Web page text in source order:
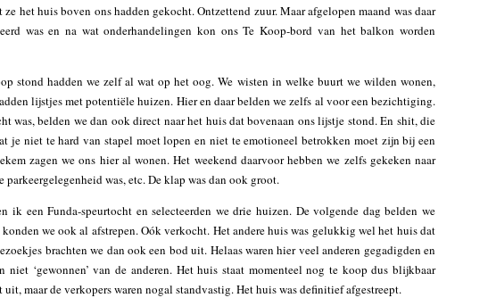
het huis boven ons hadden gekocht. Ontzettend zuur. Maar afgelopen maand was daar
was en na wat onderhandelingen kon ons Te Koop-bord van het balkon worden
stond hadden we zelf al wat op het oog. We wisten in welke buurt we wilden wonen,
lijstjes met potentiële huizen. Hier en daar belden we zelfs al voor een bezichtiging.
was, belden we dan ook direct naar het huis dat bovenaan ons lijstje stond. En shit, die
je niet te hard van stapel moet lopen en niet te emotioneel betrokken moet zijn bij een
zagen we ons hier al wonen. Het weekend daarvoor hebben we zelfs gekeken naar
was, etc. De klap was dan ook groot.
ik een Funda-speurtocht en selecteerden we drie huizen. De volgende dag belden we
we ook al afstrepen. Oók verkocht. Het andere huis was gelukkig wel het huis dat
brachten we dan ook een bod uit. Helaas waren hier veel anderen gegadigden en
niet ‘gewonnen’ van de anderen. Het huis staat momenteel nog te koop dus blijkbaar
uit, maar de verkopers waren nogal standvastig. Het huis was definitief afgestreept.